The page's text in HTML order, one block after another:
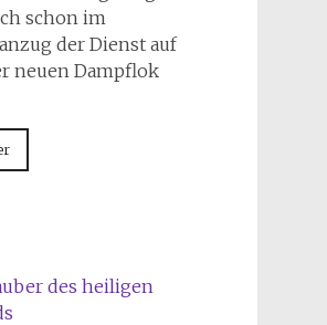
schon im
der Dienst auf
neuen Dampflok
des heiligen